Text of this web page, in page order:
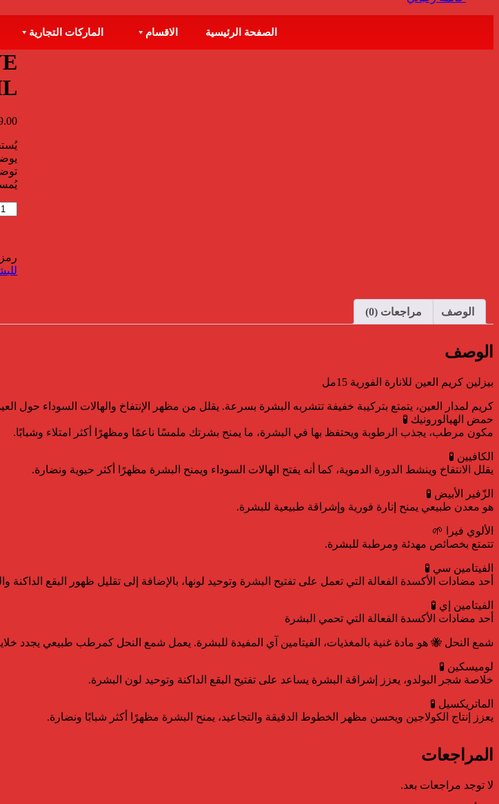
الصفحة الرئيسية الاقسام الماركات التجارية
كمية
EYE
رمز
الوصف مراجعات (0)
الوصف
بيزلين كريم العين للانارة الفورية 15مل
كريم لمدار العين، يتمتع بتركيبة خفيفة تتشربه البشرة بسرعة. يقلل من مظهر الإنتفاخ والهالات السوداء حول
حمض الهيالورونيك 🧪
مكون مرطب، يجذب الرطوبة ويحتفظ بها في البشرة، ما يمنح بشرتك ملمسًا ناعمًا ومظهرًا أكثر امتلاء وشبابًا.
الكافيين 🧪
يقلل الانتفاخ وينشط الدورة الدموية، كما أنه يفتح الهالات السوداء ويمنح البشرة مظهرًا أكثر حيوية ونضارة.
الزّفير الأبيض 🧪
هو معدن طبيعي يمنح إنارة فورية وإشراقة طبيعية للبشرة.
الألوي فيرا 🌱
تتمتع بخصائص مهدئة ومرطبة للبشرة.
الفيتامين سي 🧪
أحد مضادات الأكسدة الفعالة التي تعمل على تفتيح البشرة وتوحيد لونها، بالإضافة إلى تقليل ظهور البقع
الفيتامين إي 🧪
أحد مضادات الأكسدة الفعالة التي تحمي البشرة
شمع النحل 🐝 هو مادة غنية بالمغذيات، الفيتامين آي المفيدة للبشرة. يعمل شمع النحل كمرطب طبيعي يجدد
لوميسكين 🧪
خلاصة شجر البولدو، يعزز إشراقة البشرة يساعد على تفتيح البقع الداكنة وتوحيد لون البشرة.
الماتريكسيل 🧪
يعزز إنتاج الكولاجين ويحسن مظهر الخطوط الدقيقة والتجاعيد، يمنح البشرة مظهرًا أكثر شبابًا ونضارة.
المراجعات
لا توجد مراجعات بعد.